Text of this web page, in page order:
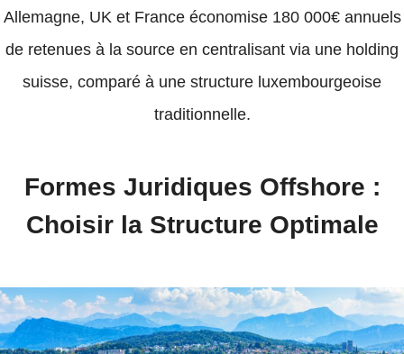
Allemagne, UK et France économise 180 000€ annuels
de retenues à la source en centralisant via une holding
suisse, comparé à une structure luxembourgeoise
traditionnelle.
Formes Juridiques Offshore :
Choisir la Structure Optimale